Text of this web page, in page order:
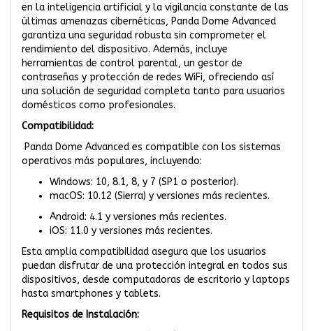
en la inteligencia artificial y la vigilancia constante de las
últimas amenazas cibernéticas, Panda Dome Advanced
garantiza una seguridad robusta sin comprometer el
rendimiento del dispositivo. Además, incluye
herramientas de control parental, un gestor de
contraseñas y protección de redes WiFi, ofreciendo así
una solución de seguridad completa tanto para usuarios
domésticos como profesionales.
Compatibilidad:
Panda Dome Advanced es compatible con los sistemas
operativos más populares, incluyendo:
Windows: 10, 8.1, 8, y 7 (SP1 o posterior).
macOS: 10.12 (Sierra) y versiones más recientes.
Android: 4.1 y versiones más recientes.
iOS: 11.0 y versiones más recientes.
Esta amplia compatibilidad asegura que los usuarios
puedan disfrutar de una protección integral en todos sus
dispositivos, desde computadoras de escritorio y laptops
hasta smartphones y tablets.
Requisitos de Instalación: